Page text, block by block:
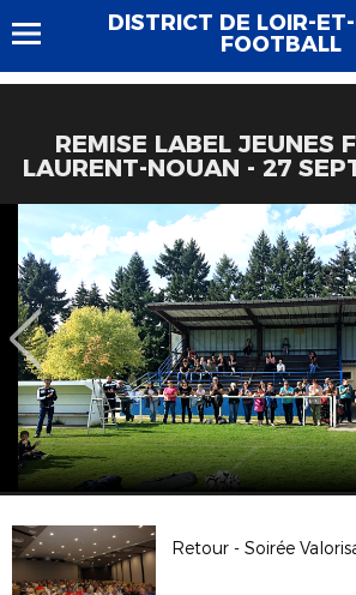
DISTRICT DE LOIR-
FOOTBALL
REMISE LABEL JEUNES
LAURENT-NOUAN - 27